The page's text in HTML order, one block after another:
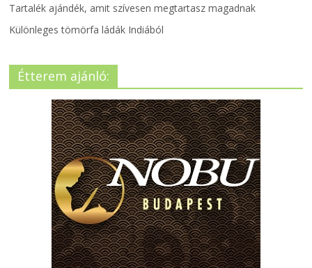
Tartalék ajándék, amit szívesen megtartasz magadnak
Különleges tömörfa ládák Indiából
Étterem ajánló: